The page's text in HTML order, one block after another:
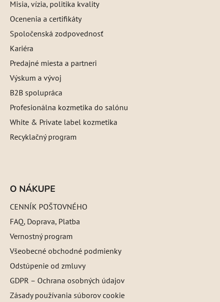
Misia, vízia, politika kvality
Ocenenia a certifikáty
Spoločenská zodpovednosť
Kariéra
Predajné miesta a partneri
Výskum a vývoj
B2B spolupráca
Profesionálna kozmetika do salónu
White & Private label kozmetika
Recyklačný program
O NÁKUPE
CENNÍK POŠTOVNÉHO
FAQ, Doprava, Platba
Vernostný program
Všeobecné obchodné podmienky
Odstúpenie od zmluvy
GDPR – Ochrana osobných údajov
Zásady používania súborov cookie